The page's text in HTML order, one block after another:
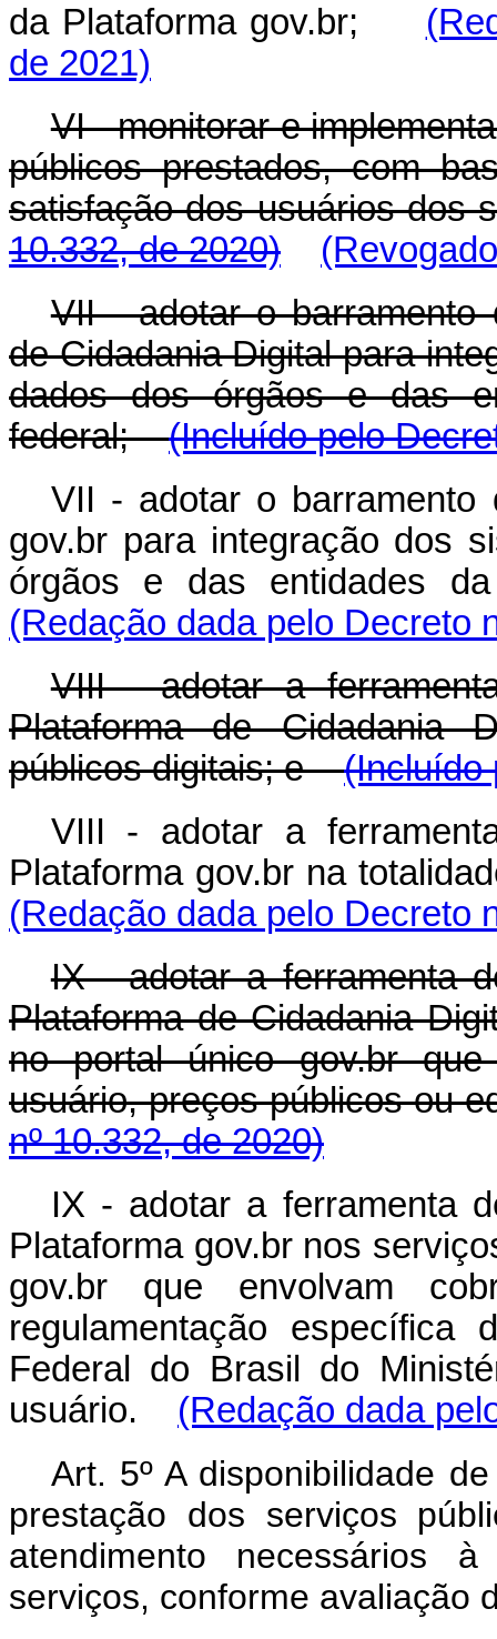
da Plataforma gov.br;
de 2021)
VI - monitorar e
públicos prestados, com
satisfação dos usuários dos
10.332, de 2020)
VII - adotar o barramento
de Cidadania Digital para
dados dos órgãos e das
federal;
(Incluído pelo
VII - adotar o barramento
gov.br para integração dos
órgãos e das entidades
(Redação dada pelo Decreto
VIII - adotar a
Plataforma de Cidadania
públicos digitais; e
(Incluído
VIII - adotar a
Plataforma gov.br na
(Redação dada pelo Decreto
IX - adotar a ferramenta
Plataforma de Cidadania
no portal único gov.br
usuário, preços públicos ou
nº 10.332, de 2020)
IX - adotar a ferramenta
Plataforma gov.br nos
gov.br que envolvam
regulamentação específica
Federal do Brasil do
usuário.
(Redação dada
Art. 5º A disponibilidade
prestação dos serviços
atendimento necessários
serviços, conforme avaliação